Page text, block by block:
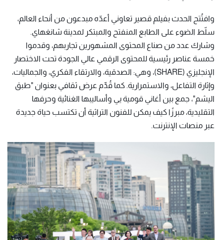
وافتُتح الحدث بفيلم قصير تعاوني أعدّه مبدعون من أنحاء العالم،
سلّط الضوء على الطابع المنفتح والمبتكر لمدينة شانغهاي.
وشارك عدد من صناع المحتوى المشهورين تجاربهم، وقدموا
خمسة عناصر رئيسية للمحتوى الرقمي عالي الجودة تحت الاختصار
الإنجليزي (SHARE)، وهي: الصدقية، والارتقاء الفكري، والجماليات،
وإثارة التفاعل، والاستمرارية. كما قُدِّم عرض ثقافي بعنوان "طبق
اليشم"، جمع بين أغاني قومية يي وأساليبها الغنائية وحرفها
التقليدية، مبرزًا كيف يمكن للفنون التراثية أن تكتسب حياة جديدة
عبر منصات الإنترنت.